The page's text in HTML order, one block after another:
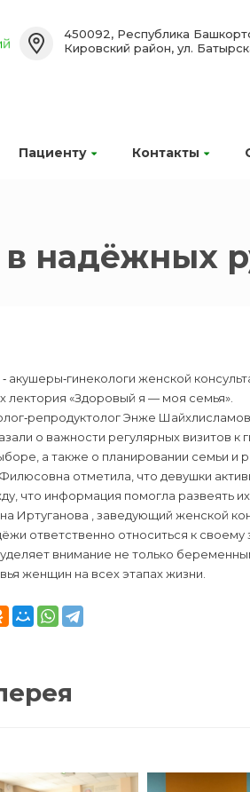
Пациенту Контакты
450092, Республика
Кировский район, ул.
в надёжных
‑ акушеры‑гинекологи женской
лектория «Здоровый я — моя семья».
Энже
о важности регулярных визитов
а также о планировании семьи и
отметила, что девушки
что информация помогла развеять
Иртуганова , заведующий женской
ответственно относиться к
внимание не только
женщин на всех этапах жизни.